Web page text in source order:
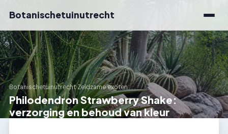
Botanischetuinutrecht
Botanischetuinutrecht›Zeldzame exoten
Philodendron Strawberry Shake:
verzorging en behoud van kleur